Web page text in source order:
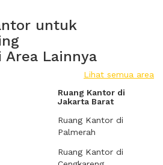
untuk
Area Lainnya
Lihat semua area
Ruang Kantor di
Jakarta Barat
Ruang Kantor di
Palmerah
Ruang Kantor di